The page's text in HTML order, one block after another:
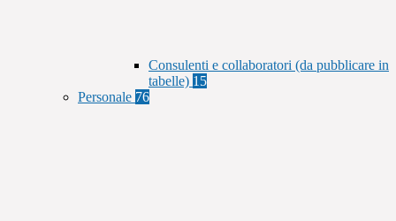
Consulenti e collaboratori (da pubblicare in
tabelle) 15
Personale 76